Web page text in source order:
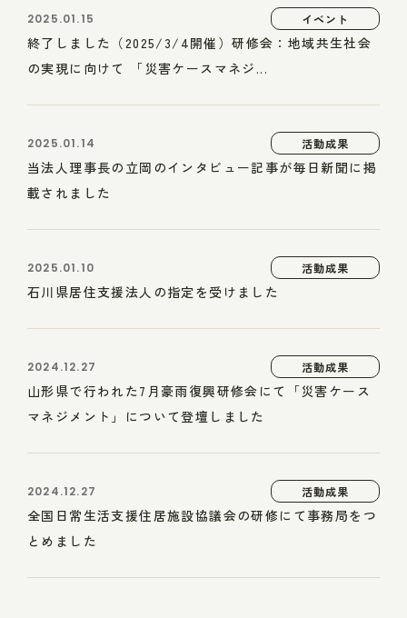
2025.01.15 イベント
終了しました（2025/3/4開催）研修会：地域共生社会
の実現に向けて 「災害ケースマネジ...
2025.01.14 活動成果
当法人理事長の立岡のインタビュー記事が毎日新聞に掲
載されました
2025.01.10 活動成果
石川県居住支援法人の指定を受けました
2024.12.27 活動成果
山形県で行われた7月豪雨復興研修会にて「災害ケース
マネジメント」について登壇しました
2024.12.27 活動成果
全国日常生活支援住居施設協議会の研修にて事務局をつ
とめました